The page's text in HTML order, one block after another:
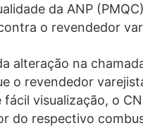
da ANP
o revendedor
alteração na
o revendedor
visualização, o
do respectivo